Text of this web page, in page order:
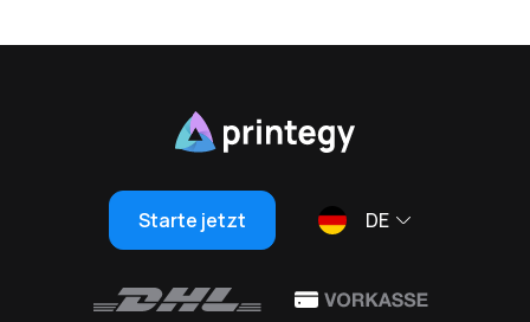
Starte jetzt DE